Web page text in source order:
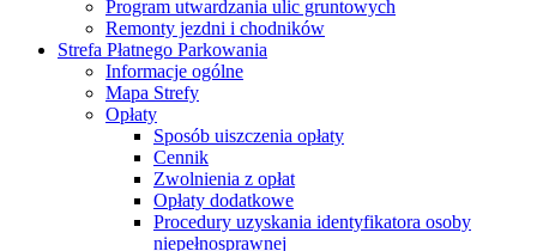
Program utwardzania ulic gruntowych
Remonty jezdni i chodników
Strefa Płatnego Parkowania
Informacje ogólne
Mapa Strefy
Opłaty
Sposób uiszczenia opłaty
Cennik
Zwolnienia z opłat
Opłaty dodatkowe
Procedury uzyskania identyfikatora osoby
niepełnosprawnej